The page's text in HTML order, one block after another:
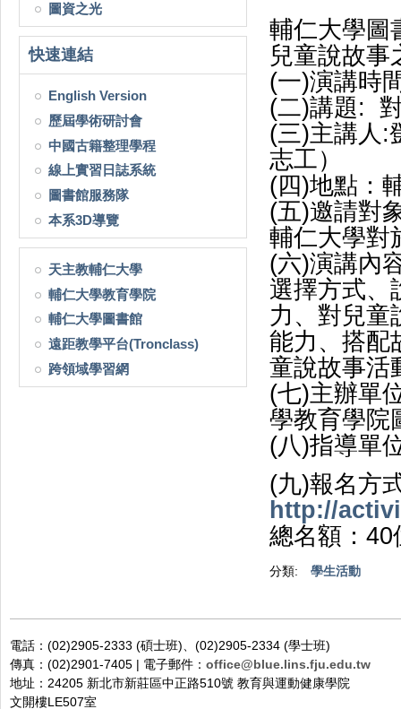
圖資之光
快速連結
English Version
歷屆學術研討會
中國古籍整理學程
線上實習日誌系統
圖書館服務隊
本系3D導覽
天主教輔仁大學
輔仁大學教育學院
輔仁大學圖書館
遠距教學平台(Tronclass)
跨領域學習網
輔仁大學圖
兒童說故事
(一)演講時
(二)講題:
(三)主講人:
志工）
(四)地點：
(五)邀請對
輔仁大學對
(六)演講內
選擇方式、
力、對兒童
能力、搭配
童說故事活
(七)主辦單
學教育學院
(八)指導單
(九)報名方
http://
總名額：40
分類: 學生活動
電話：(02)2905-2333 (碩士班)、(02)2905-2334 (學士班)
傳真：(02)2901-7405 | 電子郵件： office@blue.lins.fju.edu.tw
地址：24205 新北市新莊區中正路510號 教育與運動健康學院
文開樓LE507室